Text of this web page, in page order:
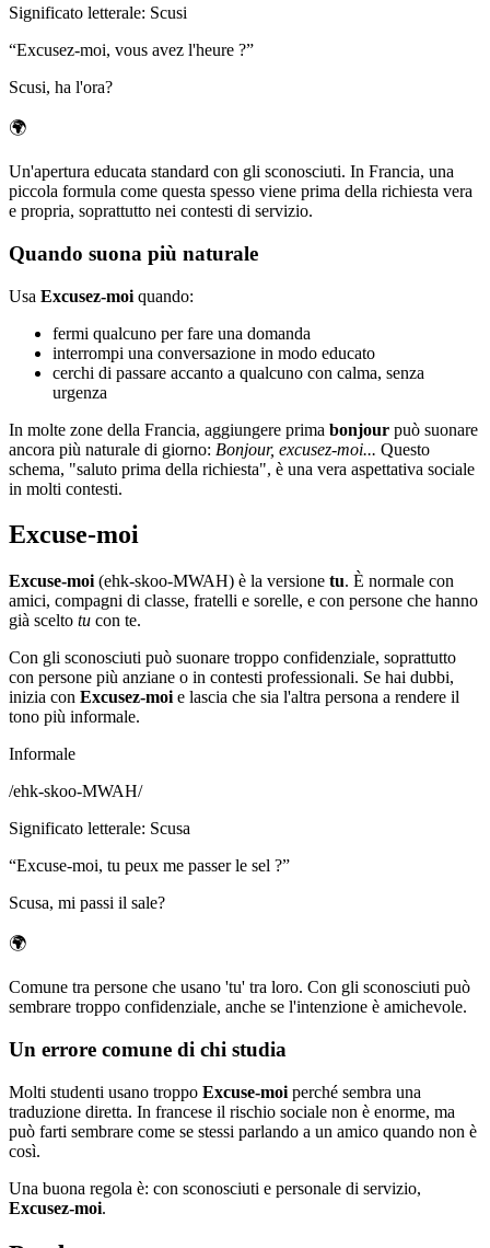
Significato letterale: Scusi
“Excusez-moi, vous avez l'heure ?”
Scusi, ha l'ora?
🌍
Un'apertura educata standard con gli sconosciuti. In Francia, una
piccola formula come questa spesso viene prima della richiesta vera
e propria, soprattutto nei contesti di servizio.
Quando suona più naturale
Usa Excusez-moi quando:
fermi qualcuno per fare una domanda
interrompi una conversazione in modo educato
cerchi di passare accanto a qualcuno con calma, senza
urgenza
In molte zone della Francia, aggiungere prima bonjour può suonare
ancora più naturale di giorno: Bonjour, excusez-moi... Questo
schema, "saluto prima della richiesta", è una vera aspettativa sociale
in molti contesti.
Excuse-moi
Excuse-moi (ehk-skoo-MWAH) è la versione tu. È normale con
amici, compagni di classe, fratelli e sorelle, e con persone che hanno
già scelto tu con te.
Con gli sconosciuti può suonare troppo confidenziale, soprattutto
con persone più anziane o in contesti professionali. Se hai dubbi,
inizia con Excusez-moi e lascia che sia l'altra persona a rendere il
tono più informale.
Informale
/ehk-skoo-MWAH/
Significato letterale: Scusa
“Excuse-moi, tu peux me passer le sel ?”
Scusa, mi passi il sale?
🌍
Comune tra persone che usano 'tu' tra loro. Con gli sconosciuti può
sembrare troppo confidenziale, anche se l'intenzione è amichevole.
Un errore comune di chi studia
Molti studenti usano troppo Excuse-moi perché sembra una
traduzione diretta. In francese il rischio sociale non è enorme, ma
può farti sembrare come se stessi parlando a un amico quando non è
così.
Una buona regola è: con sconosciuti e personale di servizio,
Excusez-moi.